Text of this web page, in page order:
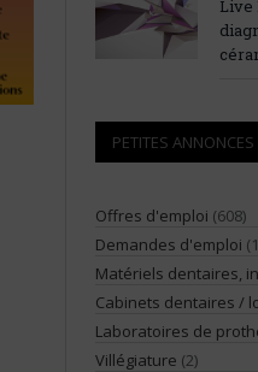
Live
PETITES
Offres d'emploi (608)
Demandes d'emploi
Matériels dentaires,
Cabinets dentaires /
Laboratoires de
Villégiature (2)